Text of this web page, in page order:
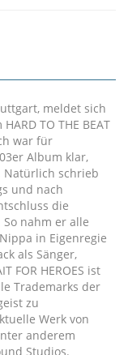
meldet sich
TO THE BEAT
war für
Album klar,
Natürlich schrieb
und nach
die
nahm er alle
in Eigenregie
als Sänger,
FOR HEROES ist
Trademarks der
zu
Werk von
anderem
Studios.